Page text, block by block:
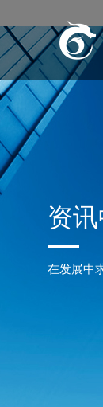
资
在发展中